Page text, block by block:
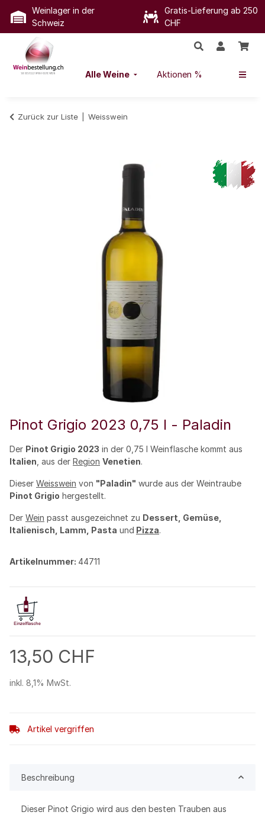
Weinlager in der
Schweiz
Gratis-Lieferung ab 250
CHF
Alle Weine Aktionen %
Zurück zur Liste Weisswein
Pinot Grigio 2023 0,75 l - Paladin
Der Pinot Grigio 2023 in der 0,75 l Weinflasche kommt aus
Italien , aus der Region Venetien.
Dieser Weisswein von "Paladin" wurde aus der Weintraube
Pinot Grigio hergestellt.
Der Wein passt ausgezeichnet zu Dessert, Gemüse,
Italienisch, Lamm, Pasta und Pizza.
Artikelnummer: 44711
13,50 CHF
inkl. 8,1% MwSt.
Artikel vergriffen
Beschreibung
Dieser Pinot Grigio wird aus den besten Trauben aus